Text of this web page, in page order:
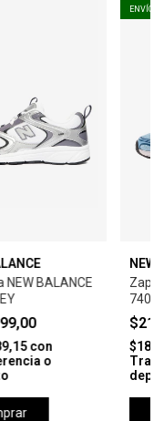
NEW BALANCE
con
o
ENVÍO
NEW
740 -